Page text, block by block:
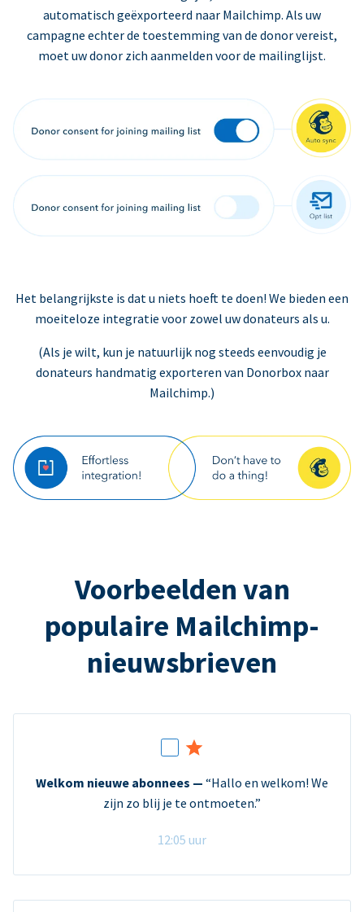
automatisch geëxporteerd naar Mailchimp. Als uw
campagne echter de toestemming van de donor vereist,
moet uw donor zich aanmelden voor de mailinglijst.
Het belangrijkste is dat u niets hoeft te doen! We bieden een
moeiteloze integratie voor zowel uw donateurs als u.
(Als je wilt, kun je natuurlijk nog steeds eenvoudig je
donateurs handmatig exporteren van Donorbox naar
Mailchimp.)
Voorbeelden van
populaire Mailchimp-
nieuwsbrieven
Welkom nieuwe abonnees — “Hallo en welkom! We
zijn zo blij je te ontmoeten.”
12:05 uur